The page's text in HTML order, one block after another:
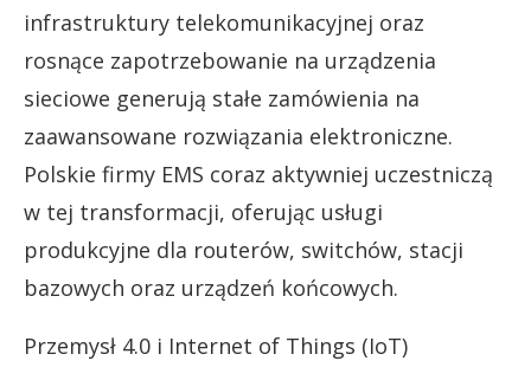
infrastruktury telekomunikacyjnej oraz
rosnące zapotrzebowanie na urządzenia
sieciowe generują stałe zamówienia na
zaawansowane rozwiązania elektroniczne.
Polskie firmy EMS coraz aktywniej uczestniczą
w tej transformacji, oferując usługi
produkcyjne dla routerów, switchów, stacji
bazowych oraz urządzeń końcowych.
Przemysł 4.0 i Internet of Things (IoT)